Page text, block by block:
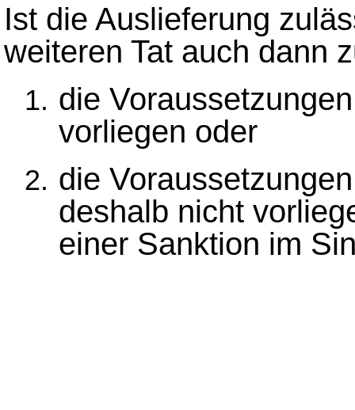
Ist die Auslieferung
weiteren Tat auch dann
die
vorliegen oder
die
deshalb nicht
einer Sanktion im